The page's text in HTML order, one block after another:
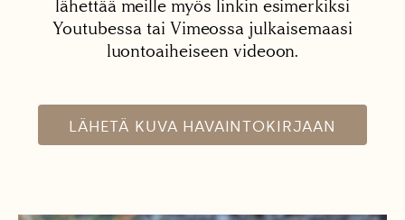
lähettää meille myös linkin esimerkiksi
Youtubessa tai Vimeossa julkaisemaasi
luontoaiheiseen videoon.
LÄHETÄ KUVA HAVAINTOKIRJAAN